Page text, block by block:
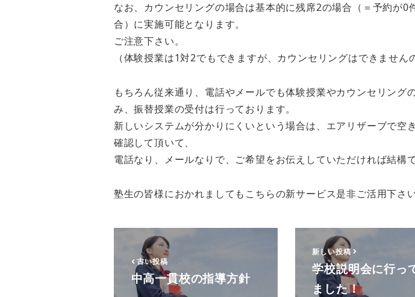
なお、カウンセリングの場合は基本的に残席2の場合（＝予約が0
合）に実施可能となります。
ご注意下さい。
（体験授業は1対2でもできますが、カウンセリングはできません
もちろん従来通り、電話やメールでも体験授業やカウンセリング
み、振替授業の受付は行っております。
新しいシステムが分かりにくいという場合は、エアリザーブで空
確認して頂いて、
電話なり、メールなりで、ご希望をお伝えしていただければ結構で
塾生の皆様におかれましてもこちらの新サービス是非ご活用下さ
古い投稿
中高一貫校の指導方針
新しい投稿
学校説明会に行っ
ました！